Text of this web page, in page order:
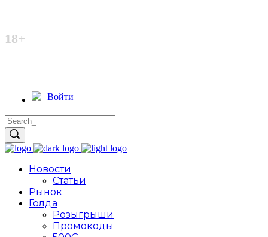
18+
Войти
Новости
Статьи
Рынок
Голда
Розыгрыши
Промокоды